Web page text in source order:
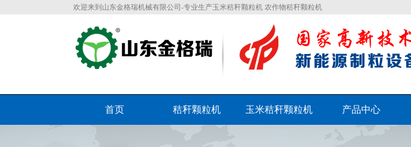
欢迎来到山东金格瑞机械有限公司-专业生产玉米秸秆颗粒机 农作物秸秆颗粒机
首页 秸秆颗粒机 玉米秸秆颗粒机 产品中心